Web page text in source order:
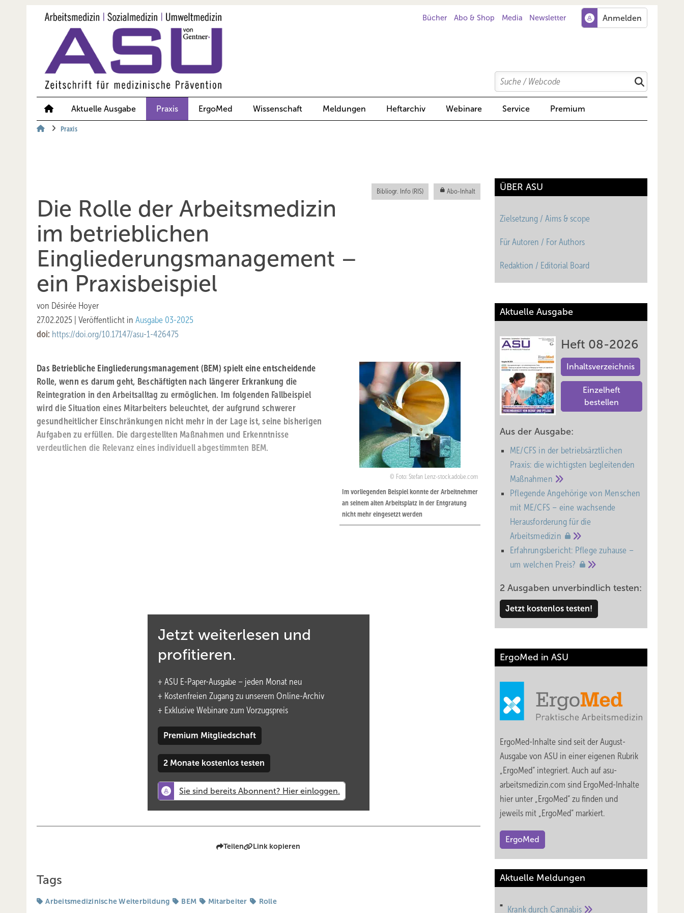
Bücher Abo & Shop Media Newsletter
Search
Suchen
Aktuelle Ausgabe Praxis ErgoMed Wissenschaft Meldungen Heftarchiv Webinare Service Premium
Praxis
Bibliogr. Info (RIS) Abo-Inhalt
Die Rolle der Arbeitsmedizin
im ­betrieblichen
Eingliederungs­management –
ein Praxisbeispiel
von Désirée Hoyer
27.02.2025 Veröffentlicht in Ausgabe 03-2025
doi: https://doi.org/10.17147/asu-1-426475
Foto: Stefan Lenz-stock.adobe.com
Im vorliegenden Beispiel konnte der Arbeitnehmer
an seinem alten Arbeitsplatz in der Entgratung
nicht mehr eingesetzt werden
Das Betriebliche Eingliederungsmanagement (BEM) spielt eine entscheidende
Rolle, wenn es darum geht, Beschäftigten nach längerer Erkrankung die
Reintegration in den Arbeitsalltag zu ermöglichen. Im folgenden Fallbeispiel
wird die Situation eines Mitarbeiters beleuchtet, der aufgrund schwerer
gesundheitlicher Einschränkungen nicht mehr in der Lage ist, seine bisherigen
Aufgaben zu erfüllen. Die dargestellten Maßnahmen und Erkenntnisse
verdeutlichen die Relevanz eines individuell abgestimmten BEM.
Einschränkungen und ­Wiedereingliederung
Das PDF dient ausschließlich dem persönlichen Gebrauch! - Weitergehende Rechte bitte anfragen unter:
nutzungsrechte@asu-arbeitsmedizin.com.
Deutsch English
Eingliederungsmanagement – ein Praxisbeispiel
Jetzt weiterlesen und
profitieren.
+ ASU E-Paper-Ausgabe – jeden Monat neu
+ Kostenfreien Zugang zu unserem Online-Archiv
+ Exklusive Webinare zum Vorzugspreis
Premium Mitgliedschaft
2 Monate kostenlos testen
Teilen Link kopieren
Tags
Arbeitsmedizinische Weiterbildung BEM Mitarbeiter Rolle
ÜBER ASU
Zielsetzung / Aims & scope
Für Autoren / For Authors
Redaktion / Editorial Board
Aktuelle Ausgabe
Heft 08-2026
Inhaltsverzeichnis
Einzelheft
bestellen
Aus der Ausgabe:
ME/CFS in der betriebsärztlichen
Praxis: die wichtigsten begleitenden
Maßnahmen
Pflegende Angehörige von Menschen
mit ME/CFS – eine wachsende
Heraus­forderung für die
Arbeitsmedizin
Erfahrungsbericht: Pflege zuhause –
um welchen Preis?
2 Ausgaben unverbindlich testen:
Jetzt kostenlos testen!
ErgoMed in ASU
ErgoMed-Inhalte sind seit der August-
Ausgabe von ASU in einer eigenen Rubrik
„ErgoMed“ integriert. Auch auf asu-
arbeitsmedizin.com sind ErgoMed-Inhalte
hier unter „ErgoMed“ zu finden und
jeweils mit „ErgoMed“ markiert.
ErgoMed
Aktuelle Meldungen
Krank durchCannabis